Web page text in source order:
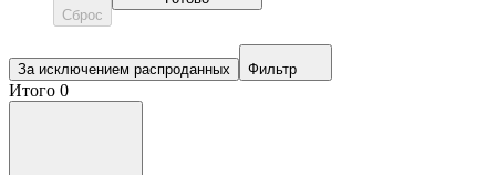
Сброс
За исключением распроданных Фильтр
Итого 0